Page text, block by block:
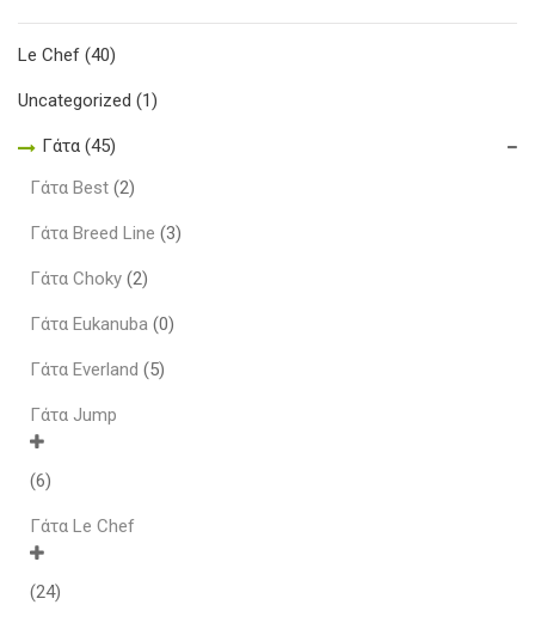
Le Chef (40)
Uncategorized (1)
Γάτα (45)
Γάτα Best (2)
Γάτα Breed Line (3)
Γάτα Choky (2)
Γάτα Eukanuba (0)
Γάτα Everland (5)
Γάτα Jump
(6)
Γάτα Le Chef
(24)